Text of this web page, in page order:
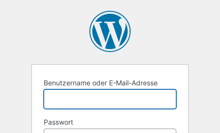
Benutzername oder E-Mail-Adresse
Passwort